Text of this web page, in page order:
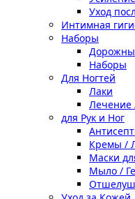
Уход
Интимная
Наборы
Наборы
Для Ногтей
Лаки
Лечение
для Рук и Ног
Кремы /
Маски
Мыло /